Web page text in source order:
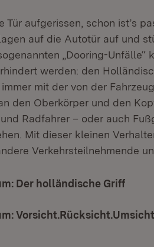
Tür aufgerissen, schon ist’s
auf die Autotür auf und
„Dooring-Unfälle“
werden: den
mit der von der
den Oberkörper und den
Radfahrer – oder auch
Mit dieser kleinen
Verkehrsteilnehmende
Der holländische Griff
Vorsicht.Rücksicht.Umsicht